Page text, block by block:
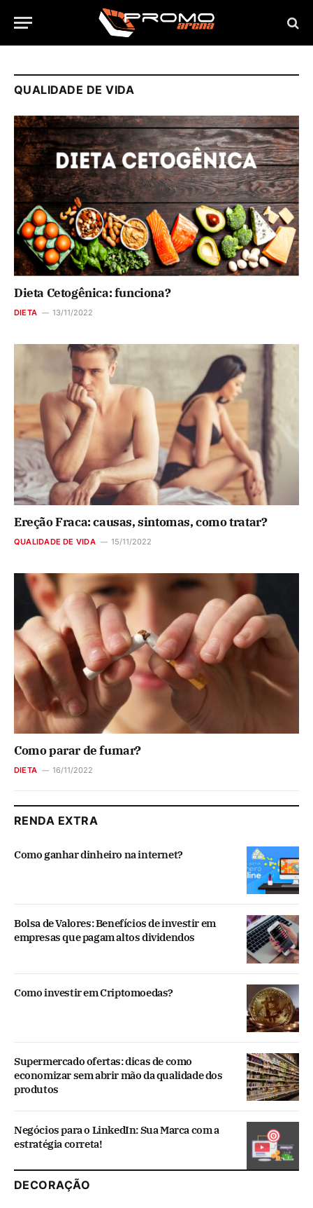
QUALIDADE DE VIDA
Dieta Cetogênica: funciona?
DIETA 13/11/2022
Ereção Fraca: causas, sintomas, como tratar?
QUALIDADE DE VIDA 15/11/2022
Como parar de fumar?
DIETA 16/11/2022
RENDA EXTRA
Como ganhar dinheiro na internet?
Bolsa de Valores: Benefícios de investir em
empresas que pagam altos dividendos
Como investir em Criptomoedas?
Supermercado ofertas: dicas de como
economizar sem abrir mão da qualidade dos
produtos
Negócios para o LinkedIn: Sua Marca com a
estratégia correta!
DECORAÇÃO